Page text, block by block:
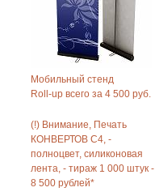
Мобильный стенд
Roll-up всего за 4 500 руб.
(!) Внимание, Печать
КОНВЕРТОВ С4, -
полноцвет, силиконовая
лента, - тираж 1 000 штук -
8 500 рублей*